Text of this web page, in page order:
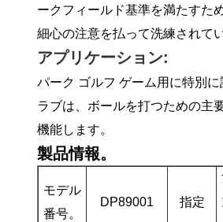
ークフィールド基準を満たすた
細心の注意を払って洗練されて
アプリケーション:
パーク ゴルフ ゲーム用に特別
ラブは、ボールを打つための主
機能します。
製品情報。
モデル
番号。
DP89001 指定